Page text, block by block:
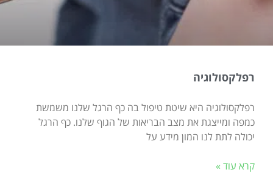
רפלקסולוגיה
רפלקסולוגיה היא שיטת טיפול בה כף הרגל שלנו משמשת
כמפה ומייצגת את מצב הבריאות של הגוף שלנו. כף הרגל
יכולה לתת לנו המון מידע על
קרא עוד »